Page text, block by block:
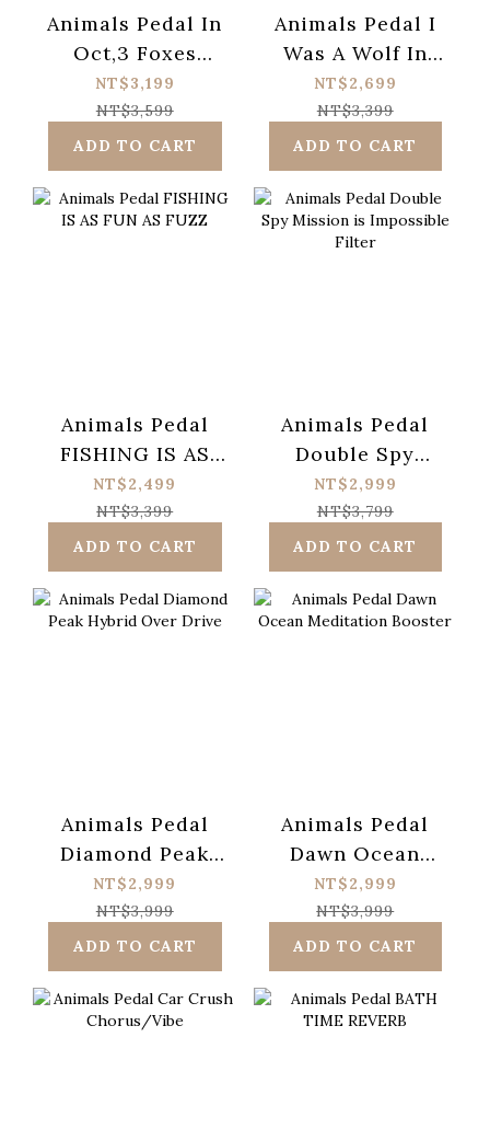
Animals Pedal In
Oct,3 Foxes
talking of dreamy
FUZZ
NT$3,199
NT$3,599
ADD TO CART
Animals Pedal I
Was A Wolf In
The Forest
Distortion
NT$2,699
NT$3,399
ADD TO CART
Animals Pedal
FISHING IS AS
FUN AS FUZZ
NT$2,499
NT$3,399
ADD TO CART
Animals Pedal
Double Spy
Mission is
Impossible Filter
NT$2,999
NT$3,799
ADD TO CART
Animals Pedal
Diamond Peak
Hybrid Over
Drive
NT$2,999
NT$3,999
ADD TO CART
Animals Pedal
Dawn Ocean
Meditation
Booster
NT$2,999
NT$3,999
ADD TO CART